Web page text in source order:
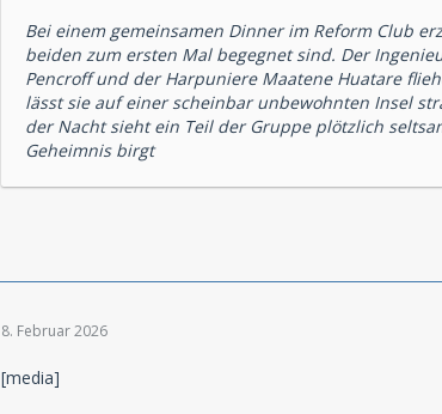
Bei einem gemeinsamen Dinner im Reform Club
beiden zum ersten Mal begegnet sind. Der
Pencroff und der Harpuniere Maatene Huatare
lässt sie auf einer scheinbar unbewohnten Insel
der Nacht sieht ein Teil der Gruppe plötzlich
Geheimnis birgt
8. Februar 2026
[media]